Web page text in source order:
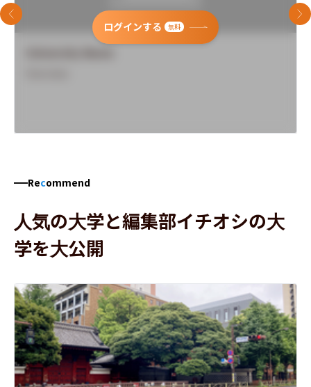
ログインする 無料
前のスライド 次
Recommend
人気の大学と編集部イチオシの大
学を大公開